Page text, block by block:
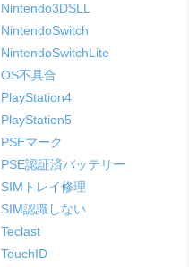
Nintendo3DSLL
NintendoSwitch
NintendoSwitchLite
OS不具合
PlayStation4
PlayStation5
PSEマーク
PSE認証済バッテリー
SIMトレイ修理
SIM認識しない
Teclast
TouchID